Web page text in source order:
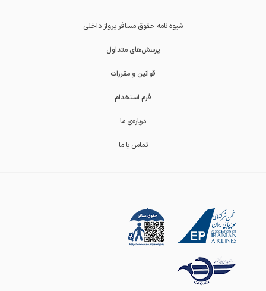
شیوه نامه حقوق مسافر پرواز داخلی
پرسش‌های متداول
قوانین و مقررات
فرم استخدام
درباره‌ی ما
تماس با ما